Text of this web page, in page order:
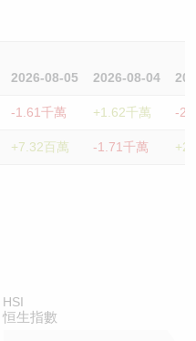
2026-08-05 2026-08-04
-1.61千萬 +1.62千萬 -
+7.32百萬 -1.71千萬
HSI
恒生指數